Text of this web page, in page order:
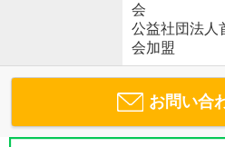
会
公益社団法人
会加盟
お問い合